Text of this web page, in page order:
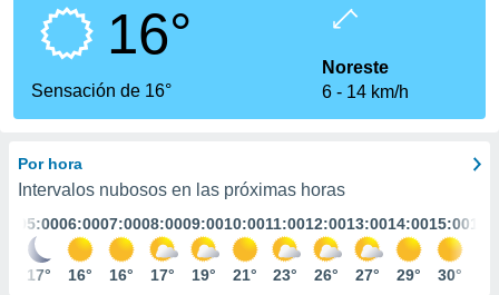
calidad.
a este
las
y
digital
basada
16°
Sensación de 16°
Noreste
6
14 km/h
Por hora
Intervalos nubosos en las próximas horas
05:00
17°
06:00
16°
07:00
16°
08:00
17°
09:00
19°
10:00
21°
11:00
23°
12:00
26°
13:00
27°
14:00
29°
15:00
30°